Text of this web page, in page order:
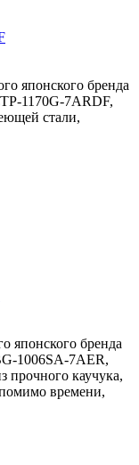
японского бренда
1170G-7ARDF,
стали,
японского бренда
1006SA-7AER,
прочного каучука,
времени,